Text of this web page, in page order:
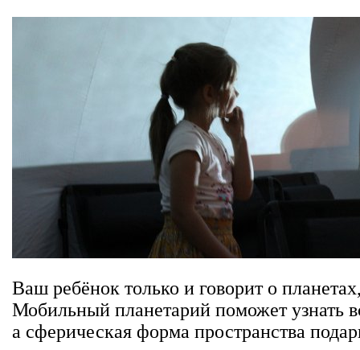
Ваш ребёнок только и говорит о
Мобильный планетарий поможет узнать
а сферическая форма пространства